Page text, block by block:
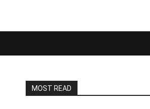
MOST READ